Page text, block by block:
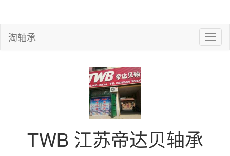
淘轴承
TWB 江苏帝达贝轴承